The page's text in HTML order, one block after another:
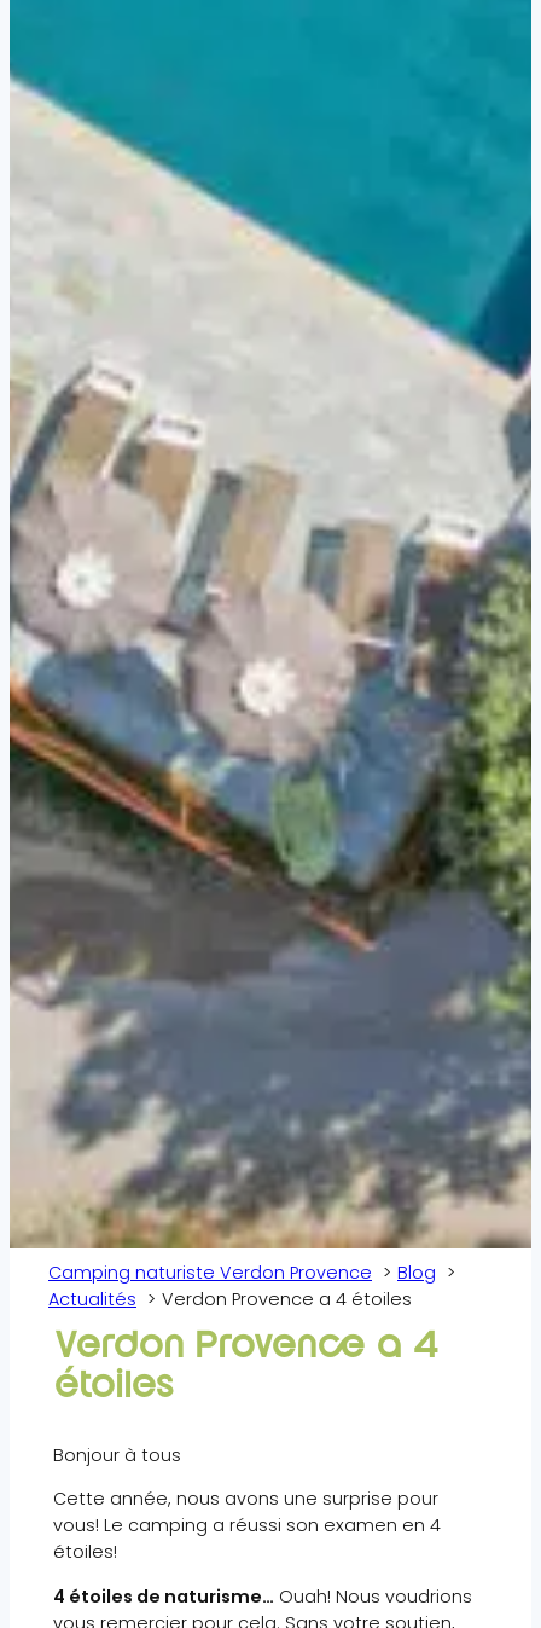
Camping naturiste Verdon Provence
Blog
Actualités
Verdon Provence a 4 étoiles
Verdon Provence a 4
étoiles
Bonjour à tous
Cette année, nous avons une surprise pour
vous! Le camping a réussi son examen en 4
étoiles!
4 étoiles de naturisme… Ouah! Nous voudrions
vous remercier pour cela. Sans votre soutien,